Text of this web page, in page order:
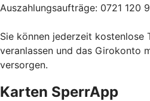
Auszahlungsaufträge: 0721 120
Sie können jederzeit kostenlose
veranlassen und das Girokonto
versorgen.
Karten SperrApp